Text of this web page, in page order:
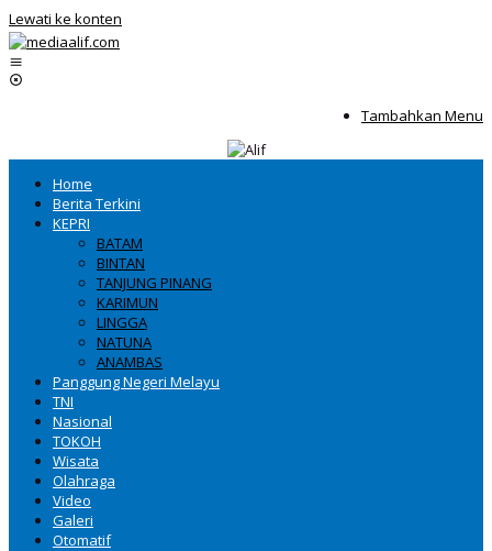
Lewati ke konten
Tambahkan Menu
Home
Berita Terkini
KEPRI
BATAM
BINTAN
TANJUNG PINANG
KARIMUN
LINGGA
NATUNA
ANAMBAS
Panggung Negeri Melayu
TNI
Nasional
TOKOH
Wisata
Olahraga
Video
Galeri
Otomatif